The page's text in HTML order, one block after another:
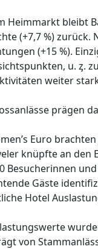
Heimmarkt bleibt
(+7,7 %)
(+15 %).
u. ȥ.
weiter
prägen
Euro
knüpfte an
Besucherinnen
Gäste
Hotel
von